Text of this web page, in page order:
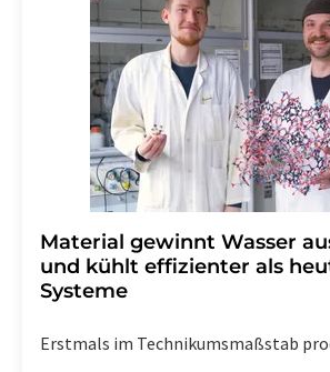
widerruf@lumitos.commit Wirkung für
widerrufen. Zudem ist in jeder E-Mail ein
Abbestellung des entsprechenden
enthalten.
Material gewinnt Wasser
und kühlt effizienter als
Systeme
Erstmals im Technikumsmaßstab